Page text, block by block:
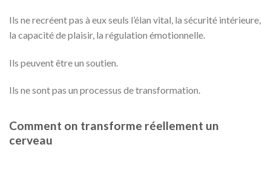
Ils ne recréent pas à eux seuls l’élan vital, la sécurité intérieure,
la capacité de plaisir, la régulation émotionnelle.
Ils peuvent être un soutien.
Ils ne sont pas un processus de transformation.
Comment on transforme réellement un
cerveau